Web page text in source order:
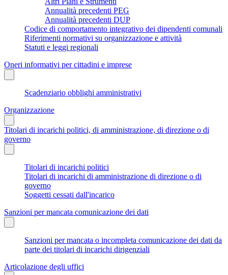
Annualità precedenti PEG
Annualità precedenti DUP
Codice di comportamento integrativo dei dipendenti comunali
Riferimenti normativi su organizzazione e attività
Statuti e leggi regionali
Oneri informativi per cittadini e imprese
Scadenziario obblighi amministrativi
Organizzazione
Titolari di incarichi politici, di amministrazione, di direzione o di
governo
Titolari di incarichi politici
Titolari di incarichi di amministrazione di direzione o di
governo
Soggetti cessati dall'incarico
Sanzioni per mancata comunicazione dei dati
Sanzioni per mancata o incompleta comunicazione dei dati da
parte dei titolari di incarichi dirigenziali
Articolazione degli uffici